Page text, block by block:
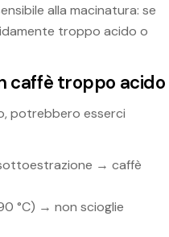
alla macinatura: se
troppo acido o
caffè troppo acido
potrebbero esserci
→ caffè
°C) → non scioglie